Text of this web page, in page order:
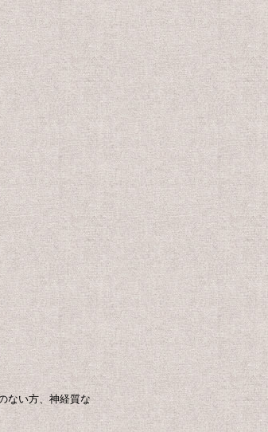
ない方、神経質な